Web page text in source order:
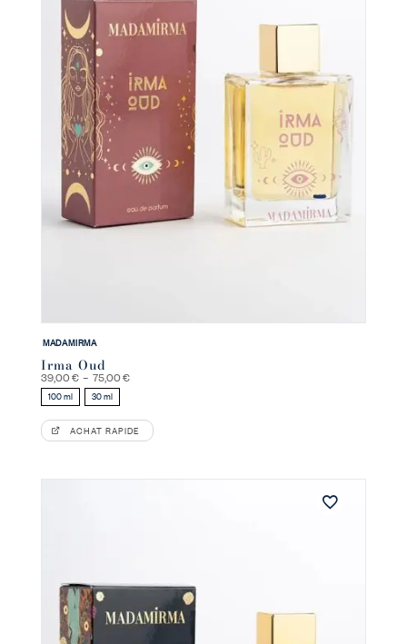
MADAMIRMA
Irma Oud
39,00€ – 75,00€Plage
à
75,00 €
100 ml 30 ml
ACHAT RAPIDE